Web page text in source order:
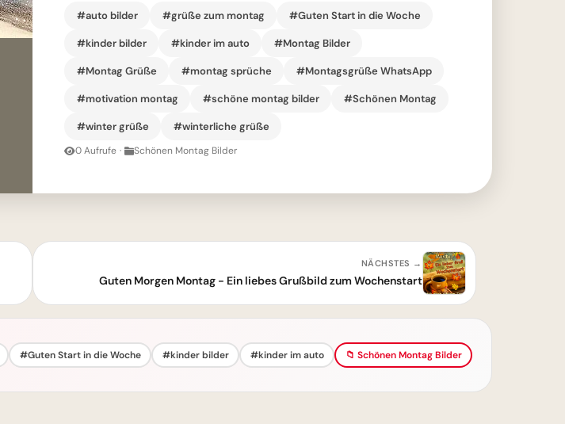
#auto bilder #grüße zum montag #Guten Start in die Woche
#kinder bilder #kinder im auto #Montag Bilder
#Montag Grüße #montag sprüche #Montagsgrüße WhatsApp
#motivation montag #schöne montag bilder #Schönen Montag
#winter grüße #winterliche grüße
0 Aufrufe · Schönen Montag Bilder
NÄCHSTES →
Guten Morgen Montag - Ein liebes Grußbild zum Wochenstart
#Guten Start in die Woche #kinder bilder #kinder im auto 📁 Schönen Montag Bilder